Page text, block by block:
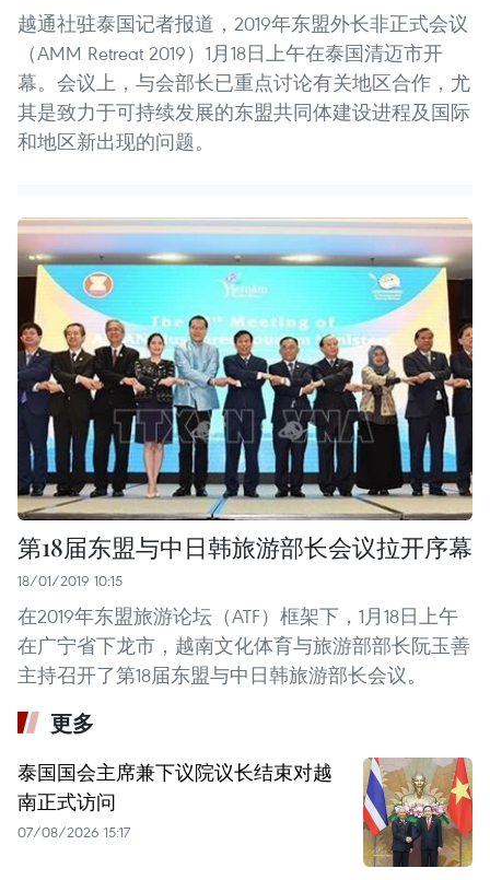
越通社驻泰国记者报道，2019年东盟外长非正式会议
（AMM Retreat 2019）1月18日上午在泰国清迈市开
幕。会议上，与会部长已重点讨论有关地区合作，尤
其是致力于可持续发展的东盟共同体建设进程及国际
和地区新出现的问题。
第18届东盟与中日韩旅游部长会议拉开序幕
18/01/2019 10:15
在2019年东盟旅游论坛（ATF）框架下，1月18日上午
在广宁省下龙市，越南文化体育与旅游部部长阮玉善
主持召开了第18届东盟与中日韩旅游部长会议。
更多
泰国国会主席兼下议院议长结束对越
南正式访问
07/08/2026 15:17